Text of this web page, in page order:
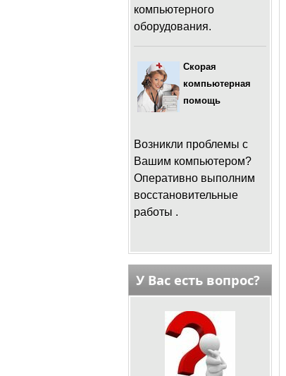
компьютерного
оборудования.
Скорая
компьютерная
помощь
Возникли проблемы с
Вашим компьютером?
Оперативно выполним
восстановительные
работы .
У Вас есть вопрос?